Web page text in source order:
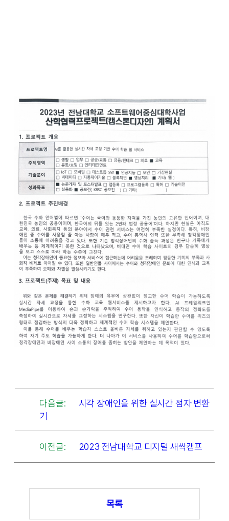
다음글:
시각 장애인을 위한 실시간 점자 변환
기
이전글: 2023 전남대학교 디지털 새싹캠프
목록